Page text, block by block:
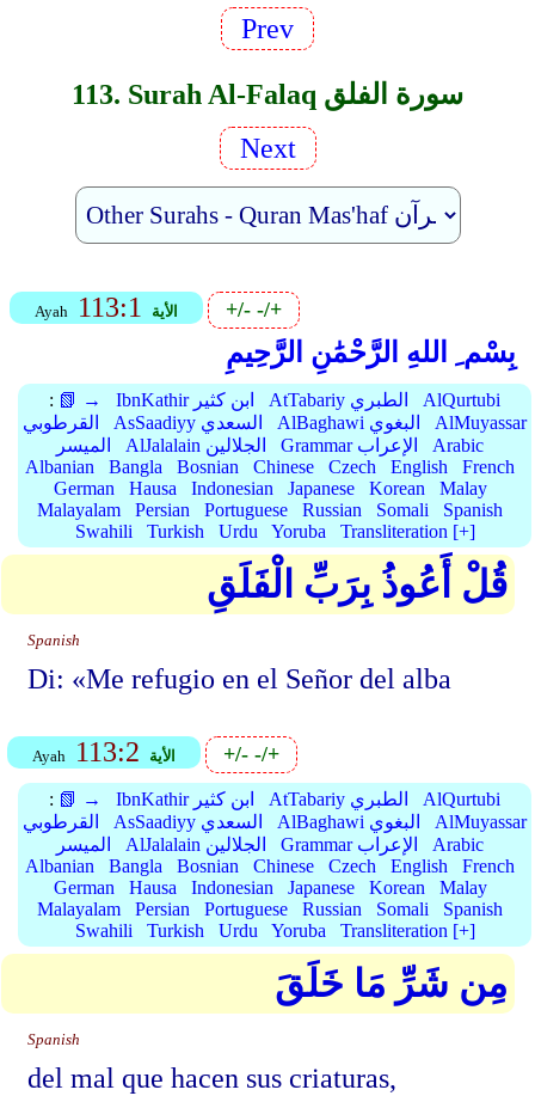
Prev
113. Surah Al-Falaq سورة الفلق
Next
Ayah 113:1 الأية +/--/+
بِسْم ِ اللهِ الرَّحْمَٰنِ الرَّحِيمِ
: 📗 → IbnKathir ابن كثير AtTabariy الطبري
AlQurtubi
القرطوبي
AsSaadiyy السعدي AlBaghawi البغوي
AlMuyassar
الميسر
AlJalalain الجلالين Grammar الإعراب
Arabic
Albanian
Bangla Bosnian Chinese Czech English
French
German
Hausa Indonesian Japanese Korean
Malay
Malayalam
Persian Portuguese Russian Somali
Spanish
Swahili
Turkish Urdu Yoruba Transliteration [+]
قُلْ أَعُوذُ بِرَبِّ الْفَلَقِ
Spanish
Di: «Me refugio en el Señor del alba
Ayah 113:2 الأية +/--/+
: 📗 → IbnKathir ابن كثير AtTabariy الطبري
AlQurtubi
القرطوبي
AsSaadiyy السعدي AlBaghawi البغوي
AlMuyassar
الميسر
AlJalalain الجلالين Grammar الإعراب
Arabic
Albanian
Bangla Bosnian Chinese Czech English
French
German
Hausa Indonesian Japanese Korean
Malay
Malayalam
Persian Portuguese Russian Somali
Spanish
Swahili
Turkish Urdu Yoruba Transliteration [+]
مِن شَرِّ مَا خَلَقَ
Spanish
del mal que hacen sus criaturas,